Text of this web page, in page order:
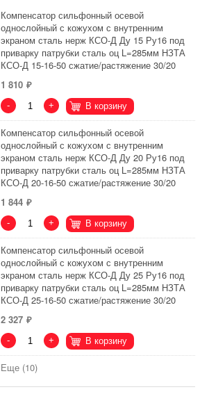
Компенсатор сильфонный осевой
однослойный с кожухом с внутренним
экраном сталь нерж КСО-Д Ду 15 Ру16 под
приварку патрубки сталь оц L=285мм НЗТА
КСО-Д 15-16-50 сжатие/растяжение 30/20
1 810
- + В корзину
Компенсатор сильфонный осевой
однослойный с кожухом с внутренним
экраном сталь нерж КСО-Д Ду 20 Ру16 под
приварку патрубки сталь оц L=285мм НЗТА
КСО-Д 20-16-50 сжатие/растяжение 30/20
1 844
- + В корзину
Компенсатор сильфонный осевой
однослойный с кожухом с внутренним
экраном сталь нерж КСО-Д Ду 25 Ру16 под
приварку патрубки сталь оц L=285мм НЗТА
КСО-Д 25-16-50 сжатие/растяжение 30/20
2 327
- + В корзину
Еще (10)